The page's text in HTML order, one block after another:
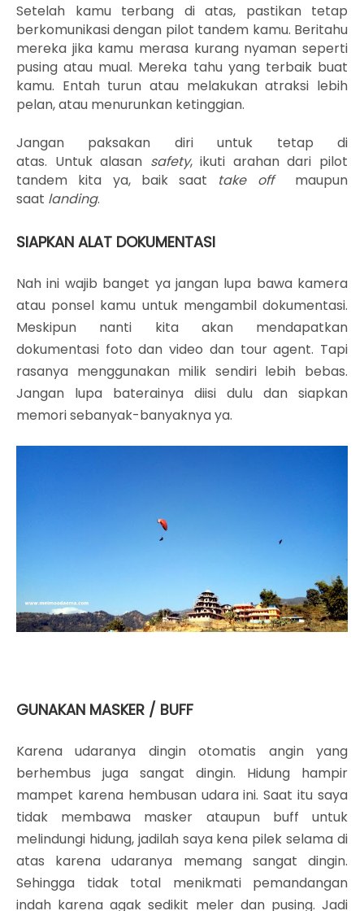
Setelah kamu terbang di atas, pastikan tetap
berkomunikasi dengan pilot tandem kamu. Beritahu
mereka jika kamu merasa kurang nyaman seperti
pusing atau mual. Mereka tahu yang terbaik buat
kamu. Entah turun atau melakukan atraksi lebih
pelan, atau menurunkan ketinggian.
Jangan paksakan diri untuk tetap di
atas. Untuk alasan safety, ikuti arahan dari pilot
tandem
kita ya, baik saat take off
maupun
saat landing.
SIAPKAN ALAT DOKUMENTASI
Nah ini wajib banget ya jangan lupa bawa kamera
atau ponsel kamu untuk mengambil dokumentasi.
Meskipun nanti kita akan mendapatkan
dokumentasi foto dan video dan tour agent. Tapi
rasanya menggunakan milik sendiri lebih bebas.
Jangan lupa baterainya diisi dulu dan siapkan
memori sebanyak-banyaknya ya.
GUNAKAN MASKER / BUFF
Karena udaranya dingin otomatis angin yang
berhembus juga sangat dingin. Hidung hampir
mampet karena hembusan udara ini. Saat itu saya
tidak membawa masker ataupun buff untuk
melindungi hidung, jadilah saya kena pilek selama di
atas karena udaranya memang sangat dingin.
Sehingga tidak total menikmati pemandangan
indah karena agak sedikit meler dan pusing. Jadi